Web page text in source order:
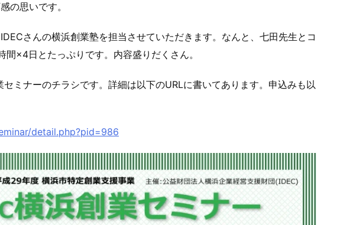
の思いです。
さんの横浜創業塾を担当させていただきます。なんと、七田先生とコ
×4日とたっぷりです。内容盛りだくさん。
ミナーのチラシです。詳細は以下のURLに書いてあります。申込みも以
detail.php?pid=986